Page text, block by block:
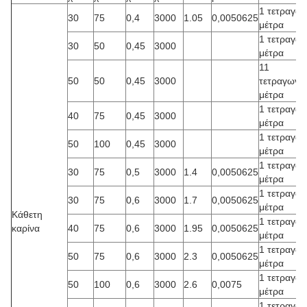
Κάθετη
καρίνα
30 75 0,4 3000 1.05 0,0050625
1
μέτρα
30
50 0,45 3000
1
μέτρα
50 50 0,45 3000
11
μέτρα
40
75 0,45 3000
1
μέτρα
50
100 0,45 3000
1
μέτρα
30
75 0,5 3000 1.4 0,0050625
1
μέτρα
30
75 0,6 3000 1.7 0,0050625
1
μέτρα
40
75 0,6 3000 1.95 0,0050625
1
μέτρα
50
75 0,6 3000 2.3 0,0050625
1
μέτρα
50
100 0,6 3000 2.6 0,0075
1
μέτρα